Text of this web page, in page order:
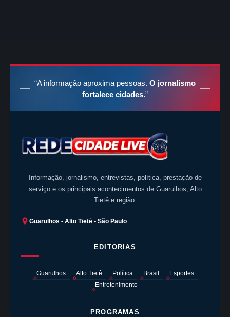
“A informação aproxima pessoas. O jornalismo
fortalece cidades.”
Informação, jornalismo, entrevistas, política, prestação de
serviço e os principais acontecimentos de Guarulhos, Alto
Tietê e região.
Guarulhos • Alto Tietê • São Paulo
EDITORIAS
Guarulhos Alto Tietê Política Brasil
Esportes
Entretenimento
PROGRAMAS